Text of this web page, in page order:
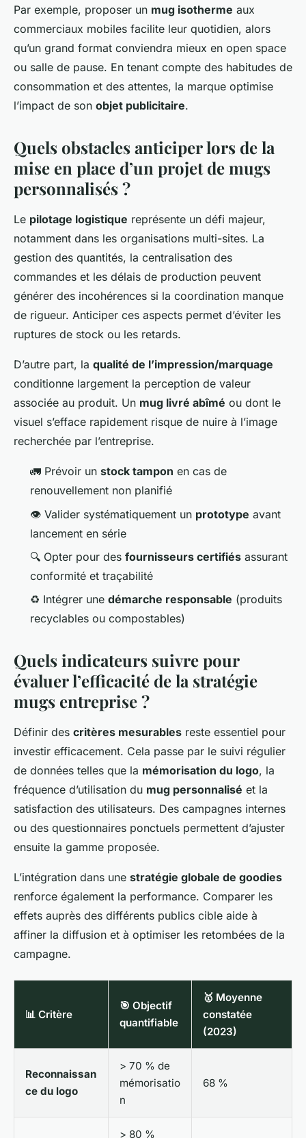
Par exemple, proposer un mug isotherme aux
commerciaux mobiles facilite leur quotidien, alors
qu’un grand format conviendra mieux en open space
ou salle de pause. En tenant compte des habitudes de
consommation et des attentes, la marque optimise
l’impact de son objet publicitaire.
Quels obstacles anticiper lors de la
mise en place d’un projet de mugs
personnalisés ?
Le pilotage logistique représente un défi majeur,
notamment dans les organisations multi-sites. La
gestion des quantités, la centralisation des
commandes et les délais de production peuvent
générer des incohérences si la coordination manque
de rigueur. Anticiper ces aspects permet d’éviter les
ruptures de stock ou les retards.
D’autre part, la qualité de l’impression/marquage
conditionne largement la perception de valeur
associée au produit. Un mug livré abîmé ou dont le
visuel s’efface rapidement risque de nuire à l’image
recherchée par l’entreprise.
🚛 Prévoir un stock tampon en cas de
renouvellement non planifié
👁️ Valider systématiquement un prototype avant
lancement en série
🔍 Opter pour des fournisseurs certifiés assurant
conformité et traçabilité
♻️ Intégrer une démarche responsable (produits
recyclables ou compostables)
Quels indicateurs suivre pour
évaluer l’efficacité de la stratégie
mugs entreprise ?
Définir des critères mesurables reste essentiel pour
investir efficacement. Cela passe par le suivi régulier
de données telles que la mémorisation du logo, la
fréquence d’utilisation du mug personnalisé et la
satisfaction des utilisateurs. Des campagnes internes
ou des questionnaires ponctuels permettent d’ajuster
ensuite la gamme proposée.
L’intégration dans une stratégie globale de goodies
renforce également la performance. Comparer les
effets auprès des différents publics cible aide à
affiner la diffusion et à optimiser les retombées de la
campagne.
📊 Critère
🎯 Objectif
quantifiable
🥇 Moyenne
constatée
(2023)
Reconnaissan
ce du logo
> 70 % de
mémorisatio
n
68 %
> 80 %